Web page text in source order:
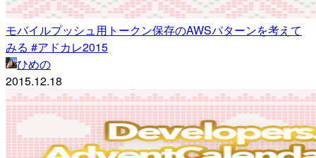
モバイルプッシュ用トークン保存のAWSパターンを考えて
みる #アドカレ2015
ひめの
2015.12.18